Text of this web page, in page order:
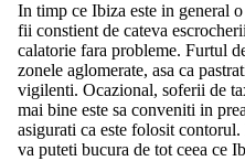
In timp ce Ibiza este in general
fii constient de cateva
calatorie fara probleme. Furtul
zonele aglomerate, asa ca
vigilenti. Ocazional, soferii de
mai bine este sa conveniti in
asigurati ca este folosit
va puteti bucura de tot ceea ce